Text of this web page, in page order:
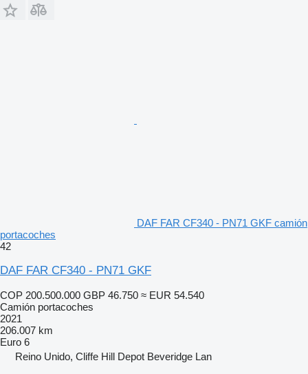
DAF FAR CF340 - PN71 GKF camión
portacoches
42
DAF FAR CF340 - PN71 GKF
COP 200.500.000 GBP 46.750 ≈ EUR 54.540
Camión portacoches
2021
206.007 km
Euro 6
Reino Unido, Cliffe Hill Depot Beveridge Lan